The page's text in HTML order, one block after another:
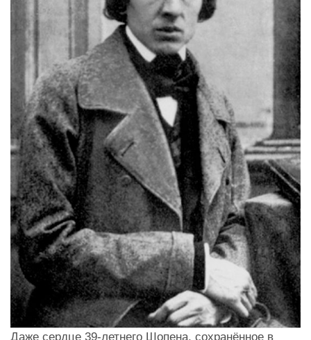
Даже сердце 39-летнего Шопена, сохранённое в